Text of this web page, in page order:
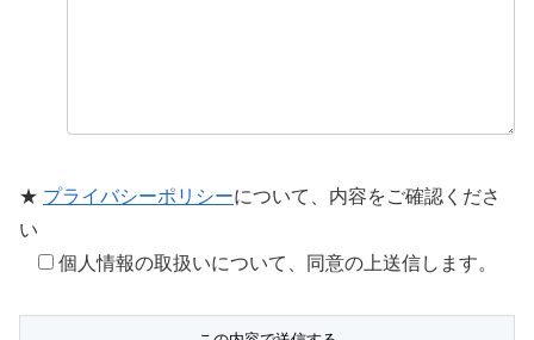
★ プライバシーポリシーについて、内容をご確認くださ
い
個人情報の取扱いについて、同意の上送信します。